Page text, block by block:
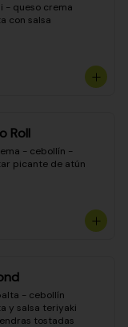
- queso crema
con salsa
Roll
- cebollín -
picante de atún
- cebollín
y salsa teriyaki
tostadas